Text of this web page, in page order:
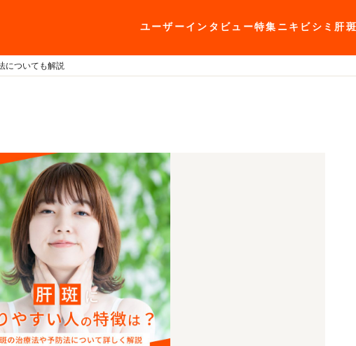
ユーザーインタビュー特集 ニキビ シミ肝
についても解説